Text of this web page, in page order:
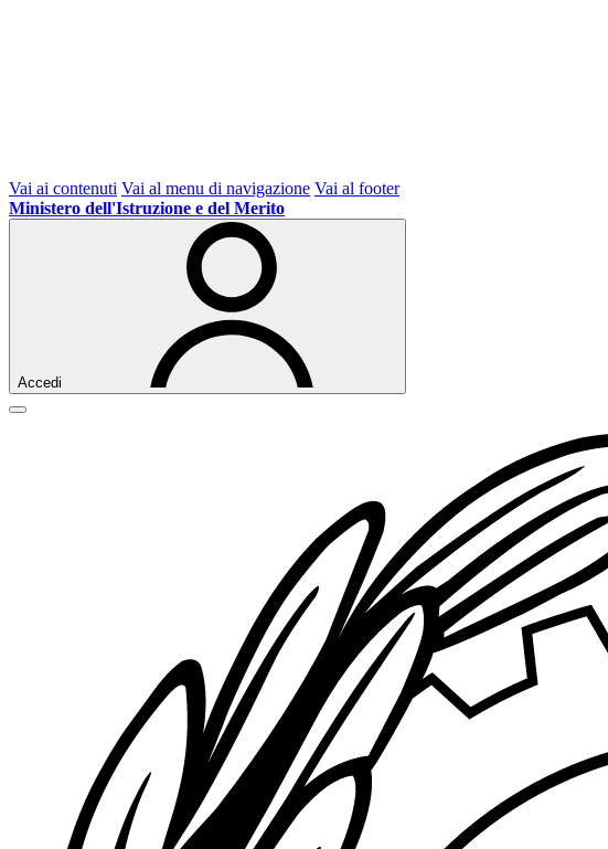
Vai ai contenuti Vai al menu di navigazione Vai al footer
Ministero dell'Istruzione e del Merito
Accedi